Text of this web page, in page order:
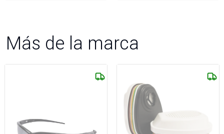
Más de la marca